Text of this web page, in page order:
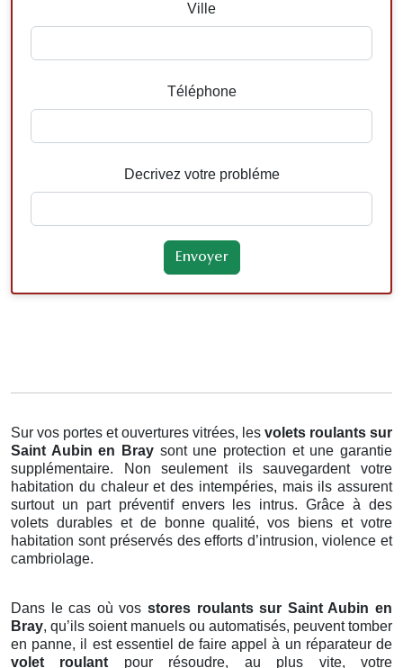
Ville
Téléphone
Decrivez votre probléme
Sur vos portes et ouvertures vitrées, les volets roulants sur
Saint Aubin en Bray sont une protection et une garantie
supplémentaire. Non seulement ils sauvegardent votre
habitation du chaleur et des intempéries, mais ils assurent
surtout un part préventif envers les intrus. Grâce à des
volets durables et de bonne qualité, vos biens et votre
habitation sont préservés des efforts d’intrusion, violence et
cambriolage.
Dans le cas où vos stores roulants sur Saint Aubin en
Bray, qu’ils soient manuels ou automatisés, peuvent tomber
en panne, il est essentiel de faire appel à un réparateur de
volet roulantpour résoudre, au plus vite, votre